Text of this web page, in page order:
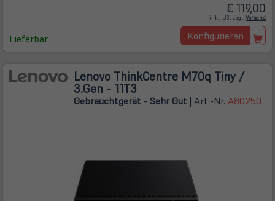
Lieferbar
€ 119,00
inkl. USt zzgl. Versand
in
Konfigurieren
Lenovo ThinkCentre M70q Tiny /
3.Gen - 11T3
Gebrauchtgerät - Sehr Gut | Art.-Nr. A80250